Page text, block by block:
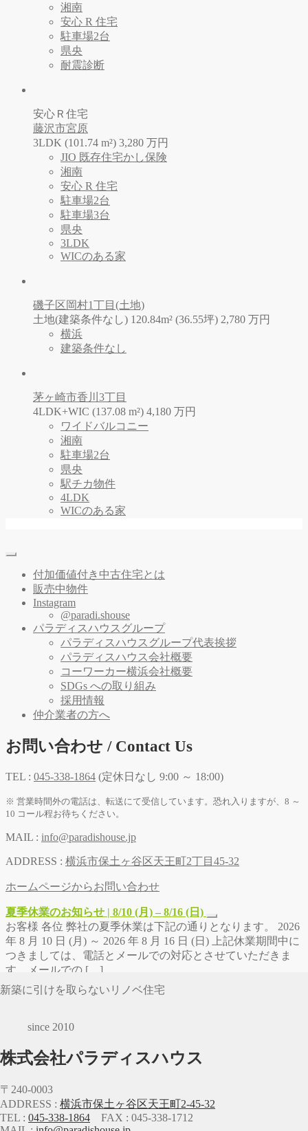
湘南
安心 R 住宅
駐車場2台
県央
耐震診断
安心Ｒ住宅
藤沢市宮原
3LDK (101.74 m²) 3,280 万円
JIO 既存住宅かし保険
湘南
安心 R 住宅
駐車場2台
駐車場3台
県央
3LDK
WICのある家
磯子区岡村1丁目(土地)
土地(建築条件なし) 120.84m² (36.55坪) 2,780 万円
横浜
建築条件なし
茅ヶ崎市香川3丁目
4LDK+WIC (137.08 m²) 4,180 万円
ワイドバルコニー
湘南
駐車場2台
県央
駅チカ物件
4LDK
WICのある家
新築に引けを取らないリノベ住宅
since 2010
株式会社パラディスハウス
〒240-0003
ADDRESS : 横浜市保土ヶ谷区天王町2-45-32
TEL : 045-338-1864 FAX : 045-338-1712
付加価値付き中古住宅とは
販売中物件
Instagram
@paradi.shouse
パラディスハウスグループ
パラディスハウスグループ代表挨拶
パラディスハウス会社概要
コーワーカー横浜会社概要
SDGs への取り組み
採用情報
仲介業者の方へ
お問い合わせ / Contact Us
TEL : 045-338-1864 (定休日なし 9:00 ～ 18:00)
※ 営業時間外の電話は、転送にて受信しています。恐れ入りますが、8 ～
10 コール程お待ちください。
MAIL : info@paradishouse.jp
ADDRESS : 横浜市保土ヶ谷区天王町2丁目45-32
ホームページからお問い合わせ
夏季休業のお知らせ | 8/10 (月) – 8/16 (日)
お客様 各位 弊社の夏季休業は下記の通りとなります。 2026
年 8 月 10 日 (月) ～ 2026 年 8 月 16 日 (日) 上記休業期間中に
つきましては、電話とメールでの対応とさせていただきま
す。メールでの […]